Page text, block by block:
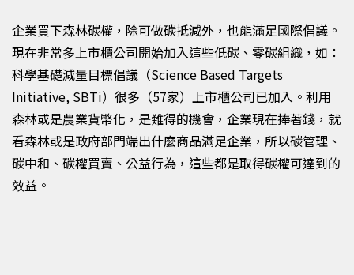
企業買下森林碳權，除可做碳抵減外，也能滿足國際倡議。
現在非常多上市櫃公司開始加入這些低碳、零碳組織，如：
科學基礎減量目標倡議（Science Based Targets
Initiative, SBTi） 很多（57家）上市櫃公司已加入。利用
森林或是農業貨幣化，是難得的機會，企業現在捧著錢，就
看森林或是政府部門端出什麼商品滿足企業，所以碳管理、
碳中和、碳權買賣、公益行為，這些都是取得碳權可達到的
效益。